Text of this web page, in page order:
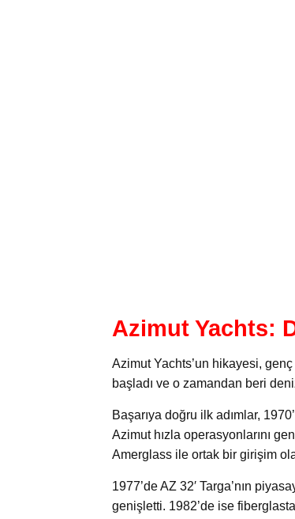
Azimut Yachts:
Azimut Yachts’un hikayesi,
başladı ve o zamandan beri
Başarıya doğru ilk adımlar,
Azimut hızla operasyonlarını
Amerglass ile ortak bir girişim
1977’de AZ 32′ Targa’nın
genişletti. 1982’de ise